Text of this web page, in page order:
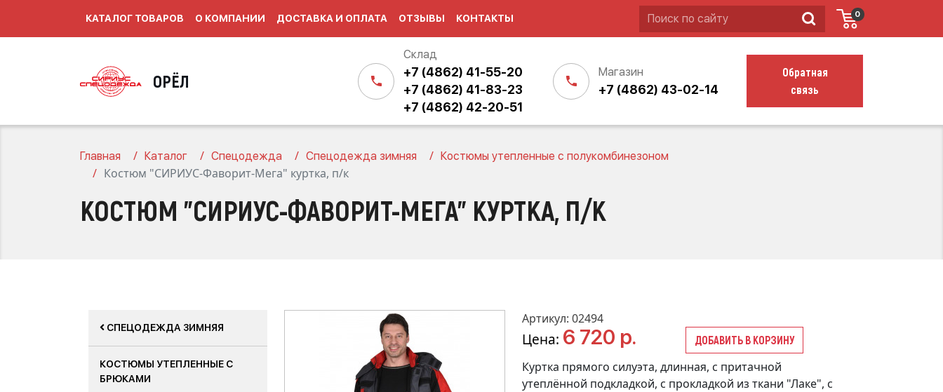
КАТАЛОГ ТОВАРОВ О КОМПАНИИ ДОСТАВКА И ОПЛАТА ОТЗЫВЫ КОНТАКТЫ 0
ОРЁЛ
Склад
+7 (4862) 41-55-20
+7 (4862) 41-83-23
+7 (4862) 42-20-51
Магазин
+7 (4862) 43-02-14
Обратная
связь
Главная Каталог Спецодежда Спецодежда зимняя Костюмы утепленные с полукомбинезоном
Костюм "СИРИУС-Фаворит-Мега" куртка, п/к
КОСТЮМ "СИРИУС-ФАВОРИТ-МЕГА" КУРТКА, П/К
СПЕЦОДЕЖДА ЗИМНЯЯ
КОСТЮМЫ УТЕПЛЕННЫЕ С
БРЮКАМИ
Артикул: 02494
Цена: 6 720 р. ДОБАВИТЬ В КОРЗИНУ
Куртка прямого силуэта, длинная, с притачной
утеплённой подкладкой, с прокладкой из ткани "Лаке", с